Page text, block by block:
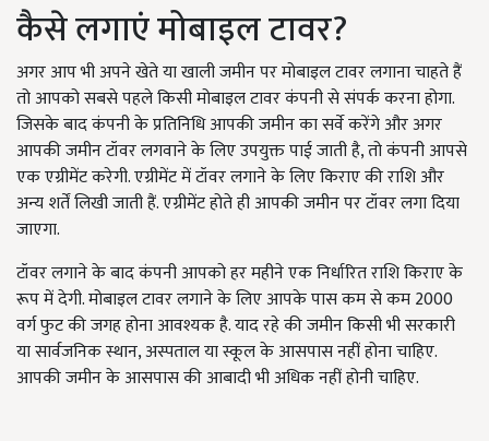
कैसे लगाएं मोबाइल टावर?
अगर आप भी अपने खेते या खाली जमीन पर मोबाइल टावर लगाना चाहते हैं
तो आपको सबसे पहले किसी मोबाइल टावर कंपनी से संपर्क करना होगा.
जिसके बाद कंपनी के प्रतिनिधि आपकी जमीन का सर्वे करेंगे और अगर
आपकी जमीन टॉवर लगवाने के लिए उपयुक्त पाई जाती है, तो कंपनी आपसे
एक एग्रीमेंट करेगी. एग्रीमेंट में टॉवर लगाने के लिए किराए की राशि और
अन्य शर्तें लिखी जाती हैं. एग्रीमेंट होते ही आपकी जमीन पर टॉवर लगा दिया
जाएगा.
टॉवर लगाने के बाद कंपनी आपको हर महीने एक निर्धारित राशि किराए के
रूप में देगी. मोबाइल टावर लगाने के लिए आपके पास कम से कम 2000
वर्ग फुट की जगह होना आवश्यक है. याद रहे की जमीन किसी भी सरकारी
या सार्वजनिक स्थान, अस्पताल या स्कूल के आसपास नहीं होना चाहिए.
आपकी जमीन के आसपास की आबादी भी अधिक नहीं होनी चाहिए.